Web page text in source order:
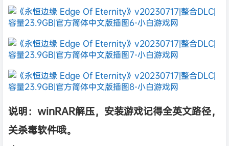
说明：winRAR解压，安装游戏记得全英文路径，
关杀毒软件哦。